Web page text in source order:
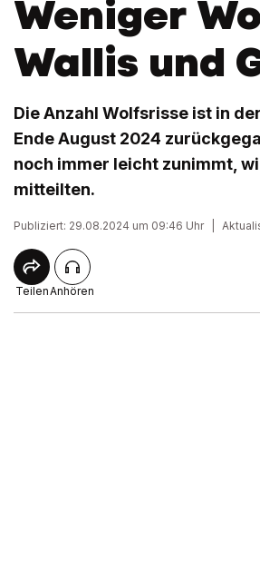
Weniger
Wallis und
Die Anzahl Wolfsrisse ist in
Ende August 2024
noch immer leicht zunimmt,
mitteilten.
Publiziert: 29.08.2024 um 09:46 Uhr
TeilenAnhören